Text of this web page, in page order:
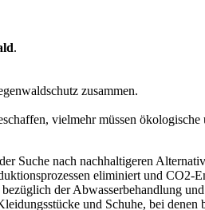
.
zusammen.
vielmehr müssen
Suche nach nachhaltigeren
eliminiert und CO2-
bezüglich der Abwasserbehandlung
und Schuhe, bei